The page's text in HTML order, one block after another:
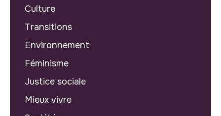
Culture
Transitions
Environnement
Féminisme
Justice sociale
Mieux vivre